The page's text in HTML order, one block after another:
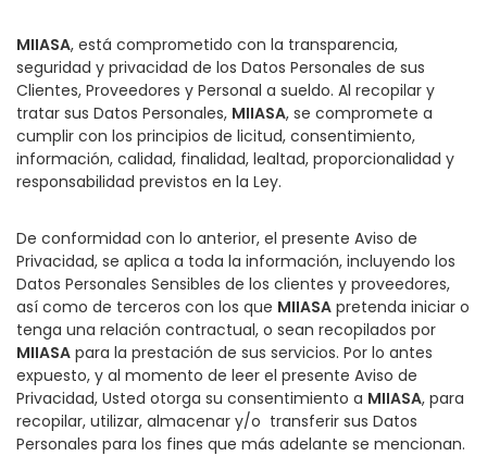
MIIASA, está comprometido con la transparencia,
seguridad y privacidad de los Datos Personales de sus
Clientes, Proveedores y Personal a sueldo. Al recopilar y
tratar sus Datos Personales, MIIASA, se compromete a
cumplir con los principios de licitud, consentimiento,
información, calidad, finalidad, lealtad, proporcionalidad y
responsabilidad previstos en la Ley.
De conformidad con lo anterior, el presente Aviso de
Privacidad, se aplica a toda la información, incluyendo los
Datos Personales Sensibles de los clientes y proveedores,
así como de terceros con los que MIIASA pretenda iniciar o
tenga una relación contractual, o sean recopilados por
MIIASA para la prestación de sus servicios. Por lo antes
expuesto, y al momento de leer el presente Aviso de
Privacidad, Usted otorga su consentimiento a MIIASA, para
recopilar, utilizar, almacenar y/o transferir sus Datos
Personales para los fines que más adelante se mencionan.